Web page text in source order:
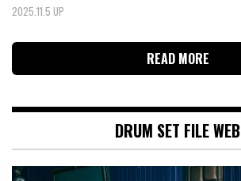
2025.11.5 UP
READ MORE
DRUM SET FILE WEB